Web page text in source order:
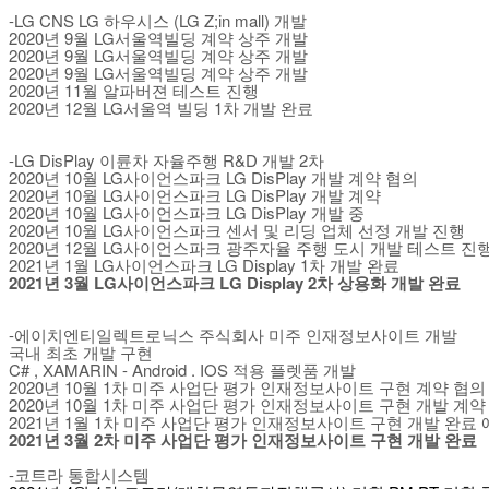
-LG CNS LG 하우시스 (LG Z;in mall) 개발
2020년 9월 LG서울역빌딩 계약 상주 개발
2020년 9월 LG서울역빌딩 계약 상주 개발
2020년 9월 LG서울역빌딩 계약 상주 개발
2020년 11월 알파버젼 테스트 진행
2020년 12월 LG서울역 빌딩 1차 개발 완료
-LG DisPlay 이륜차 자율주행 R&D 개발 2차
2020년 10월 LG사이언스파크 LG DisPlay 개발 계약 협의
2020년 10월 LG사이언스파크 LG DisPlay 개발 계약
2020년 10월 LG사이언스파크 LG DisPlay 개발 중
2020년 10월 LG사이언스파크 센서 및 리딩 업체 선정 개발 진행
2020년 12월 LG사이언스파크 광주자율 주행 도시 개발 테스트 진
2021년 1월 LG사이언스파크 LG Display 1차 개발 완료
2021년 3월 LG사이언스파크 LG Display 2차 상용화 개발 완료
-에이치엔티일렉트로닉스 주식회사 미주 인재정보사이트 개발
국내 최초 개발 구현
C# , XAMARIN - Android . IOS 적용 플렛품 개발
2020년 10월 1차 미주 사업단 평가 인재정보사이트 구현 계약 협의
2020년 10월 1차 미주 사업단 평가 인재정보사이트 구현 개발 계약
2021년 1월 1차 미주 사업단 평가 인재정보사이트 구현 개발 완료
​2021년 3월 2차 미주 사업단 평가 인재정보사이트 구현 개발 완료
-​코트라 통합시스템